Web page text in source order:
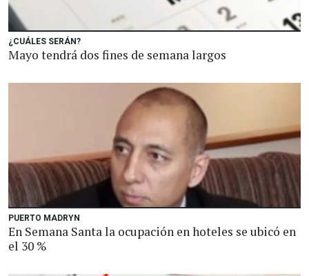
¿CUÁLES SERÁN?
Mayo tendrá dos fines de semana largos
PUERTO MADRYN
En Semana Santa la ocupación en hoteles se ubicó en
el 30 %